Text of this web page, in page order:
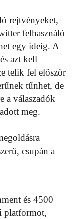
rejtvényeket,
felhasználó
egy ideig. A
és azt kell
telik fel először
tűnhet, de
a válaszadók
meg.
csupán a
és 4500
platformot,